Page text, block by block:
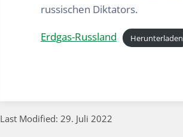
russischen Diktators.
Erdgas-Russland
Herunterladen
Last Modified: 29. Juli 2022